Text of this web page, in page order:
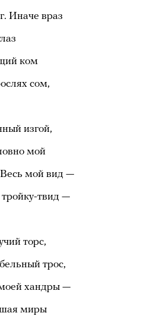
Иначе враз
ком
сом,
изгой,
мой
мой вид —
тройку-твид —
торс,
трос,
хандры —
миры